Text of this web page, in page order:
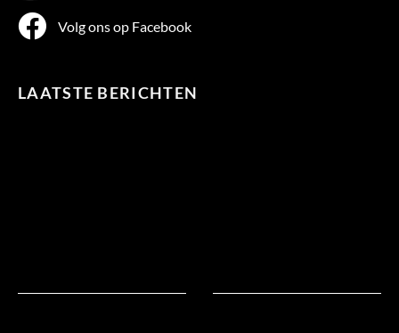
Volg ons op Facebook
LAATSTE BERICHTEN